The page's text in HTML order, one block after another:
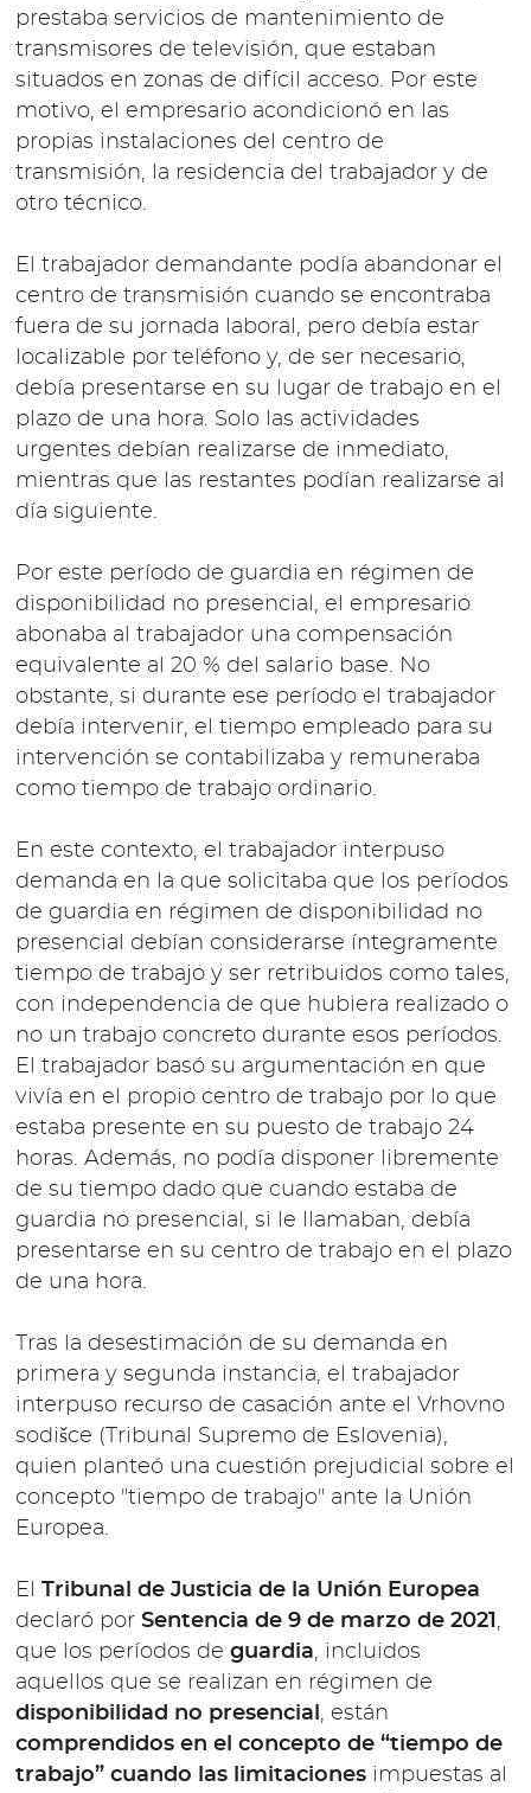
prestaba servicios de mantenimiento de
transmisores de televisión, que estaban
situados en zonas de difícil acceso. Por este
motivo, el empresario acondicionó en las
propias instalaciones del centro de
transmisión, la residencia del trabajador y de
otro técnico.
El trabajador demandante podía abandonar el
centro de transmisión cuando se encontraba
fuera de su jornada laboral, pero debía estar
localizable por teléfono y, de ser necesario,
debía presentarse en su lugar de trabajo en el
plazo de una hora. Solo las actividades
urgentes debían realizarse de inmediato,
mientras que las restantes podían realizarse al
día siguiente.
Por este período de guardia en régimen de
disponibilidad no presencial, el empresario
abonaba al trabajador una compensación
equivalente al 20 % del salario base. No
obstante, si durante ese período el trabajador
debía intervenir, el tiempo empleado para su
intervención se contabilizaba y remuneraba
como tiempo de trabajo ordinario.
En este contexto, el trabajador interpuso
demanda en la que solicitaba que los períodos
de guardia en régimen de disponibilidad no
presencial debían considerarse íntegramente
tiempo de trabajo y ser retribuidos como tales,
con independencia de que hubiera realizado o
no un trabajo concreto durante esos períodos.
El trabajador basó su argumentación en que
vivía en el propio centro de trabajo por lo que
estaba presente en su puesto de trabajo 24
horas. Además, no podía disponer libremente
de su tiempo dado que cuando estaba de
guardia no presencial, si le llamaban, debía
presentarse en su centro de trabajo en el plazo
de una hora.
Tras la desestimación de su demanda en
primera y segunda instancia, el trabajador
interpuso recurso de casación ante el Vrhovno
sodišce (Tribunal Supremo de Eslovenia),
quien planteó una cuestión prejudicial sobre el
concepto "tiempo de trabajo" ante la Unión
Europea.
ElTribunal de Justicia de la Unión Europea
declaró porSentencia de 9 de marzo de 2021 ,
que los períodos deguardia, incluidos
aquellos que se realizan en régimen de
disponibilidad no presencial , están
comprendidos en el concepto de “tiempo de
trabajo” cuando las limitaciones impuestas al